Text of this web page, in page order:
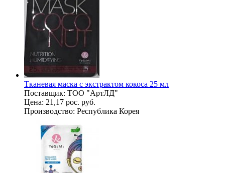
Тканевая маска с экстрактом кокоса 25 мл
Поставщик: ТОО "АртЛД"
Цена: 21,17 рос. руб.
Производство: Республика Корея